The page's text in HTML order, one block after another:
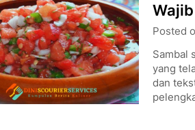
Posted
Sambal
yang
dan